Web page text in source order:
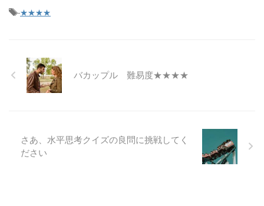
-★★★★
バカップル 難易度★★★★
さあ、水平思考クイズの良問に挑戦してく
ださい